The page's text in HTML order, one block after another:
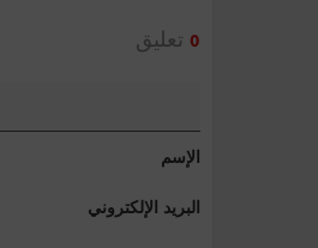
0 تعليق
الإسم
البريد الإلكتروني